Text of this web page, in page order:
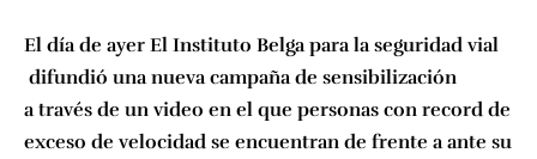
El día de ayer El Instituto Belga para la seguridad vial
difundió una nueva campaña de sensibilización
a través de un video en el que personas con record de
exceso de velocidad se encuentran de frente a ante su